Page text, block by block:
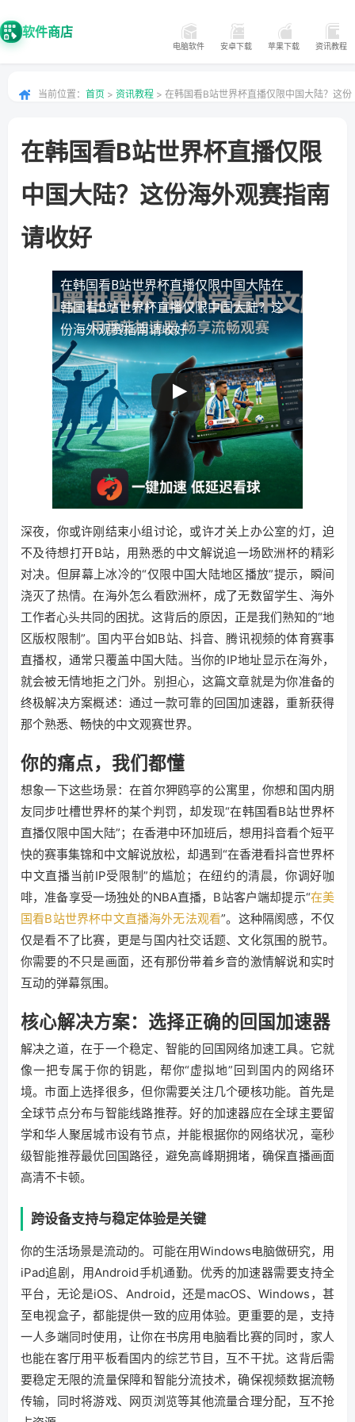
软件商店
电脑软件 安卓下载 苹果下载 资讯教程
当前位置： 首页 > 资讯教程 > 在韩国看B站世界杯直播仅限中国大陆？这份
在韩国看B站世界杯直播仅限
中国大陆？这份海外观赛指南
请收好
在韩国看B站世界杯直播仅限中国大陆在
韩国看B站世界杯直播仅限中国大陆？这
份海外观赛指南请收好
深夜，你或许刚结束小组讨论，或许才关上办公室的灯，迫
不及待想打开B站，用熟悉的中文解说追一场欧洲杯的精彩
对决。但屏幕上冰冷的“仅限中国大陆地区播放”提示，瞬间
浇灭了热情。在海外怎么看欧洲杯，成了无数留学生、海外
工作者心头共同的困扰。这背后的原因，正是我们熟知的“地
区版权限制”。国内平台如B站、抖音、腾讯视频的体育赛事
直播权，通常只覆盖中国大陆。当你的IP地址显示在海外，
就会被无情地拒之门外。别担心，这篇文章就是为你准备的
终极解决方案概述：通过一款可靠的回国加速器，重新获得
那个熟悉、畅快的中文观赛世界。
你的痛点，我们都懂
想象一下这些场景：在首尔狎鸥亭的公寓里，你想和国内朋
友同步吐槽世界杯的某个判罚，却发现“在韩国看B站世界杯
直播仅限中国大陆”；在香港中环加班后，想用抖音看个短平
快的赛事集锦和中文解说放松，却遇到“在香港看抖音世界杯
中文直播当前IP受限制”的尴尬；在纽约的清晨，你调好咖
啡，准备享受一场独处的NBA直播，B站客户端却提示“在美
国看B站世界杯中文直播海外无法观看”。这种隔阂感，不仅
仅是看不了比赛，更是与国内社交话题、文化氛围的脱节。
你需要的不只是画面，还有那份带着乡音的激情解说和实时
互动的弹幕氛围。
核心解决方案：选择正确的回国加速器
解决之道，在于一个稳定、智能的回国网络加速工具。它就
像一把专属于你的钥匙，帮你“虚拟地”回到国内的网络环
境。市面上选择很多，但你需要关注几个硬核功能。首先是
全球节点分布与智能线路推荐。好的加速器应在全球主要留
学和华人聚居城市设有节点，并能根据你的网络状况，毫秒
级智能推荐最优回国路径，避免高峰期拥堵，确保直播画面
高清不卡顿。
跨设备支持与稳定体验是关键
你的生活场景是流动的。可能在用Windows电脑做研究，用
iPad追剧，用Android手机通勤。优秀的加速器需要支持全
平台，无论是iOS、Android，还是macOS、Windows，甚
至电视盒子，都能提供一致的应用体验。更重要的是，支持
一人多端同时使用，让你在书房用电脑看比赛的同时，家人
也能在客厅用平板看国内的综艺节目，互不干扰。这背后需
要稳定无限的流量保障和智能分流技术，确保视频数据流畅
传输，同时将游戏、网页浏览等其他流量合理分配，互不抢